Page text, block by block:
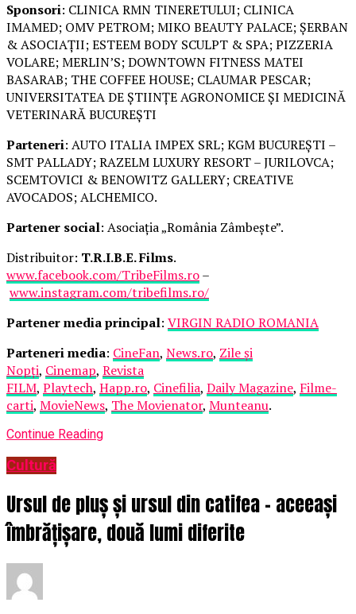
Sponsori: CLINICA RMN TINERETULUI; CLINICA
IMAMED; OMV PETROM; MIKO BEAUTY PALACE; ȘERBAN
& ASOCIAȚII; ESTEEM BODY SCULPT & SPA; PIZZERIA
VOLARE; MERLIN’S; DOWNTOWN FITNESS MATEI
BASARAB; THE COFFEE HOUSE; CLAUMAR PESCAR;
UNIVERSITATEA DE ȘTIINȚE AGRONOMICE ȘI MEDICINĂ
VETERINARĂ BUCUREȘTI
Parteneri: AUTO ITALIA IMPEX SRL; KGM BUCUREȘTI –
SMT PALLADY; RAZELM LUXURY RESORT – JURILOVCA;
SCEMTOVICI & BENOWITZ GALLERY; CREATIVE
AVOCADOS; ALCHEMICO.
Partener social: Asociația „România Zâmbește”.
Distribuitor: T.R.I.B.E. Films.
www.facebook.com/TribeFilms.ro–
www.instagram.com/tribefilms.ro/
Partener media principal: VIRGIN RADIO ROMANIA
Parteneri media: CineFan, News.ro, Zile și
Nopți, Cinemap, Revista
FILM, Playtech, Happ.ro, Cinefilia, Daily Magazine, Filme-
carti, MovieNews, The Movienator, Munteanu.
Continue Reading
Cultură
Ursul de pluș și ursul din catifea – aceeași
îmbrățișare, două lumi diferite